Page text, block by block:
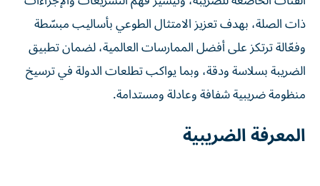
ذات الصلة‏، بهدف تعزيز الامتثال الطوعي بأساليب مبسّطة
وفعّالة ترتكز على أفضل الممارسات العالمية، لضمان تطبيق
الضريبة بسلاسة ودقة، وبما ‏يواكب تطلعات الدولة في ترسيخ
منظومة ضريبية شفافة وعادلة ومستدامة.
المعرفة الضريبية